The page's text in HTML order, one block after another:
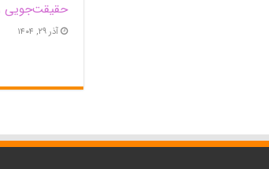
حقیقت‌جویی
آذر ۲۹, ۱۴۰۴